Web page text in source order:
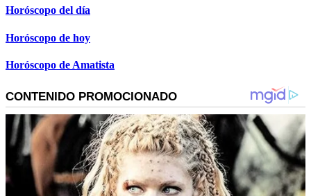
Horóscopo del día
Horóscopo de hoy
Horóscopo de Amatista